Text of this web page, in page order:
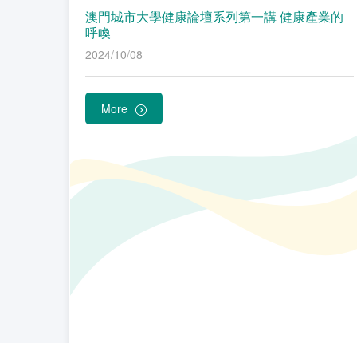
澳門城市大學健康論壇系列第一講 健康產業的
呼喚
2024/10/08
More